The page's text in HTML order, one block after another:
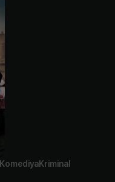
KomediyaKriminal